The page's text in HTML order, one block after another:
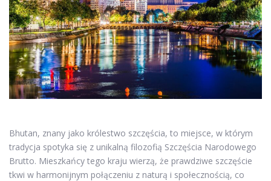
Bhutan, znany jako królestwo szczęścia, to miejsce, w którym
tradycja spotyka się z unikalną filozofią Szczęścia Narodowego
Brutto. Mieszkańcy tego kraju wierzą, że prawdziwe szczęście
tkwi w harmonijnym połączeniu z naturą i społecznością, co